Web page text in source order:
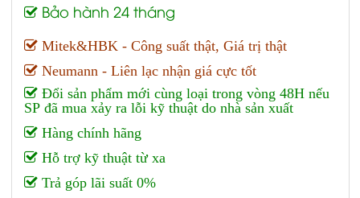
Bảo hành 24 tháng
Mitek&HBK - Công suất thật, Giá trị thật
Neumann - Liên lạc nhận giá cực tốt
Đổi sản phẩm mới cùng loại trong vòng 48H nếu
SP đã mua xảy ra lỗi kỹ thuật do nhà sản xuất
Hàng chính hãng
Hỗ trợ kỹ thuật từ xa
Trả góp lãi suất 0%